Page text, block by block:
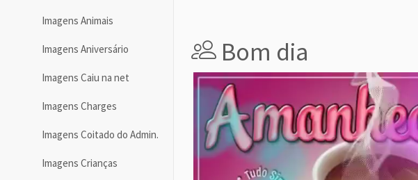
Imagens Animais
Imagens Aniversário
Imagens Caiu na net
Imagens Charges
Imagens Coitado do Admin.
Imagens Crianças
Bom dia